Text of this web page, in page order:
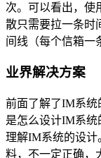
次。可以看出，使
散只需要拉一条时
间线（每个信箱一
业界解决方案
前面了解了IM系统
是怎么设计IM系统
理解IM系统的设计
料，不一定正确，